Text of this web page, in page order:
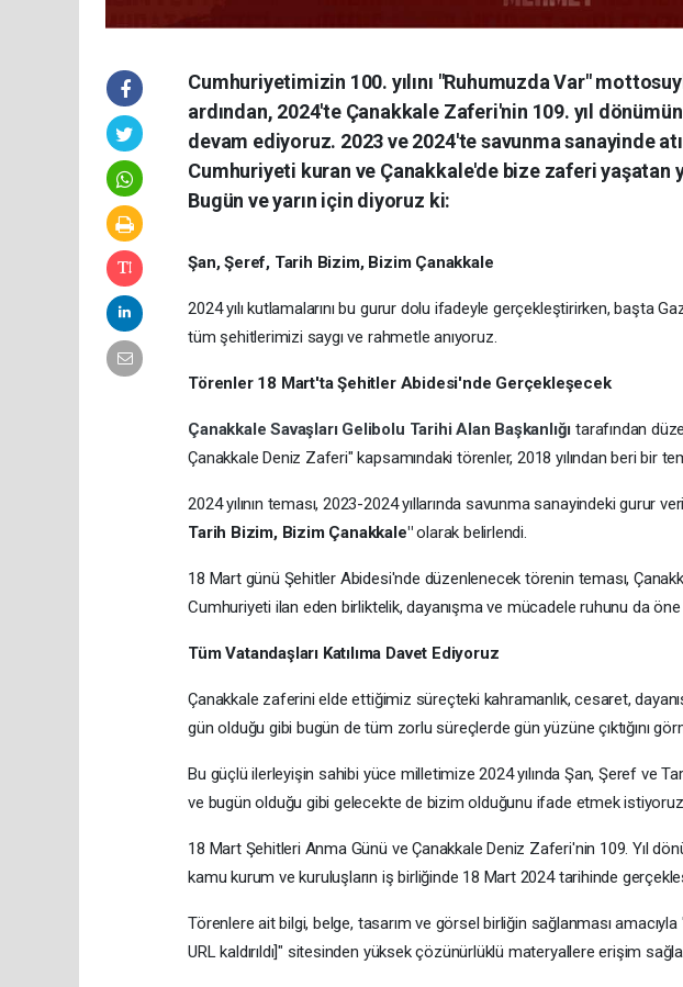
Cumhuriyetimizin 100. yılını "Ruhumuzda Var"
ardından, 2024'te Çanakkale Zaferi'nin 109. yıl
devam ediyoruz. 2023 ve 2024'te savunma sanayinde
Cumhuriyeti kuran ve Çanakkale'de bize zaferi
Bugün ve yarın için diyoruz ki:
Şan, Şeref, Tarih Bizim, Bizim Çanakkale
2024 yılı kutlamalarını bu gurur dolu ifadeyle gerçekleştirirken, başta
tüm şehitlerimizi saygı ve rahmetle anıyoruz.
Törenler 18 Mart'ta Şehitler Abidesi'nde Gerçekleşecek
Çanakkale Savaşları Gelibolu Tarihi Alan Başkanlığıtarafından
Çanakkale Deniz Zaferi" kapsamındaki törenler, 2018 yılından beri bir
2024 yılının teması, 2023-2024 yıllarında savunma sanayindeki gurur
Tarih Bizim, Bizim Çanakkale"olarak belirlendi.
18 Mart günü Şehitler Abidesi'nde düzenlenecek törenin teması,
Cumhuriyeti ilan eden birliktelik, dayanışma ve mücadele ruhunu da öne
Tüm Vatandaşları Katılıma Davet Ediyoruz
Çanakkale zaferini elde ettiğimiz süreçteki kahramanlık, cesaret,
gün olduğu gibi bugün de tüm zorlu süreçlerde gün yüzüne çıktığını
Bu güçlü ilerleyişin sahibi yüce milletimize 2024 yılında Şan, Şeref ve
ve bugün olduğu gibi gelecekte de bizim olduğunu ifade etmek
18 Mart Şehitleri Anma Günü ve Çanakkale Deniz Zaferi'nin 109. Yıl
kamu kurum ve kuruluşların iş birliğinde 18 Mart 2024 tarihinde
Törenlere ait bilgi, belge, tasarım ve görsel birliğin sağlanması
URL kaldırıldı]" sitesinden yüksek çözünürlüklü materyallere erişim